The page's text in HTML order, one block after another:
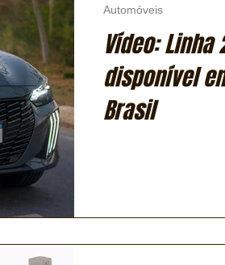
Vídeo: Linha
disponível
Brasil
Automóveis